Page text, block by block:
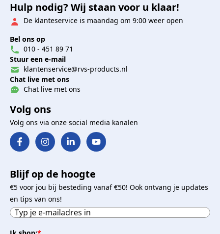
Hulp nodig? Wij staan voor u klaar!
De klanteservice is maandag om 9:00 weer open
Bel ons op
010 - 451 89 71
Stuur een e-mail
klantenservice@rvs-products.nl
Chat live met ons
Chat live met ons
Volg ons
Volg ons via onze social media kanalen
Blijf op de hoogte
€5 voor jou bij besteding vanaf €50! Ook ontvang je updates
en tips van ons!